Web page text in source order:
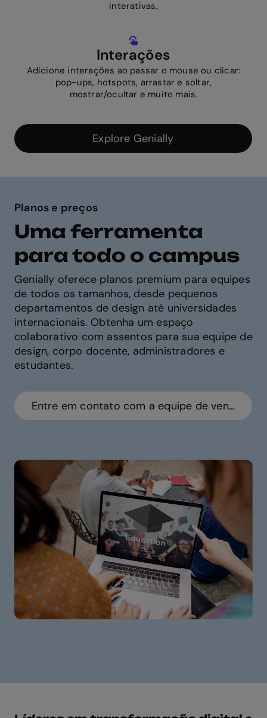
interativas.
Interações
Adicione interações ao passar o mouse ou clicar:
pop-ups, hotspots, arrastar e soltar,
mostrar/ocultar e muito mais.
Explore Genially
Planos e preços
Uma ferramenta
para todo o campus
Genially oferece planos premium para equipes
de todos os tamanhos, desde pequenos
departamentos de design até universidades
internacionais. Obtenha um espaço
colaborativo com assentos para sua equipe de
design, corpo docente, administradores e
estudantes.
Entre em contato com a equipe de vendas